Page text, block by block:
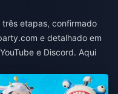
etapas, confirmado
e detalhado em
e Discord. Aqui